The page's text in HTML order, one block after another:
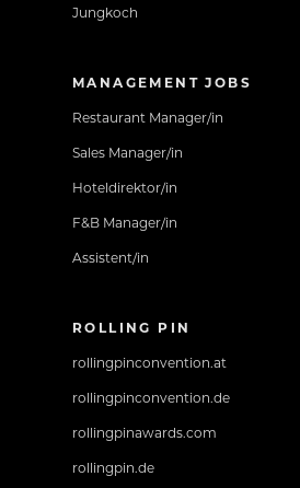
Jungkoch
MANAGEMENT JOBS
Restaurant Manager/in
Sales Manager/in
Hoteldirektor/in
F&B Manager/in
Assistent/in
ROLLING PIN
rollingpinconvention.at
rollingpinconvention.de
rollingpinawards.com
rollingpin.de